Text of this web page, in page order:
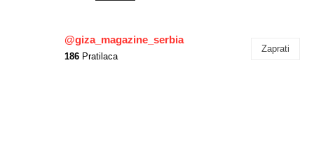
@giza_magazine_serbia
186 Pratilaca
Zaprati